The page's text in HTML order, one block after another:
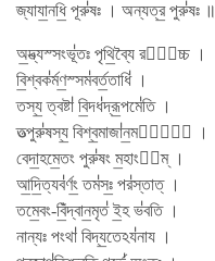
জ্যাযা॒নধি॒ পূরু॑ষঃ । অন্যত্র॒ পুরু॑ষঃ ॥
অ॒দ্ভ্যস্সংভূ॑তঃ পৃথি॒ব্যৈ রসা᳚চ্চ ।
বি॒শ্বক॑র্মণ॒স্সম॑বর্ত॒তাধি॑ ।
তস্য॒ ত্বষ্টা॑ বি॒দধ॑দ্রূ॒পমে॑তি ।
তত্পুরু॑ষস্য॒ বিশ্ব॒মাজা॑ন॒মগ্রে᳚ ।
বেদা॒হমে॒তং পুরু॑ষং ম॒হাংত᳚ম্ ।
আ॒দি॒ত্যব॑র্ণং॒ তম॑সঃ॒ পর॑স্তাত্ ।
তমে॒বং-বিঁ॒দ্বান॒মৃত॑ ই॒হ ভ॑বতি ।
নান্যঃ পংথা॑ বিদ্য॒তেঽয॑নায ।